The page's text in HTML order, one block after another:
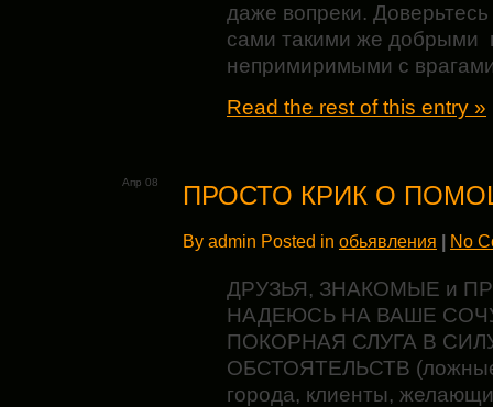
даже вопреки.
сами такими же добрыми
непримиримыми с
Read the rest of this entry »
Апр 08 ПРОСТО КРИК О
By admin Posted in обьявления | No
ДРУЗЬЯ, ЗНАКОМЫЕ и
НАДЕЮСЬ НА ВАШЕ
ПОКОРНАЯ СЛУГА В
ОБСТОЯТЕЛЬСТВ (ложные
города, клиенты,